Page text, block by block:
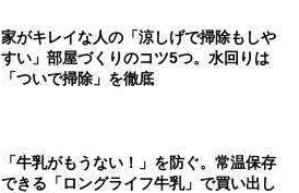
家がキレイな人の「涼しげで掃除もしや
すい」部屋づくりのコツ5つ。水回りは
「ついで掃除」を徹底
「牛乳がもうない！」を防ぐ。常温保存
できる「ロングライフ牛乳」で買い出し